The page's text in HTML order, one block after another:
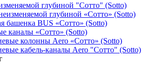
глубиной "Сотто" (Sotto)
глубиной «Сотто» (Sotto)
башенка BUS «Сотто» (Sotto)
каналы «Сотто» (Sotto)
колонны Aero «Сотто» (Sotto)
кабель-каналы Aero "Сотто" (Sotto)